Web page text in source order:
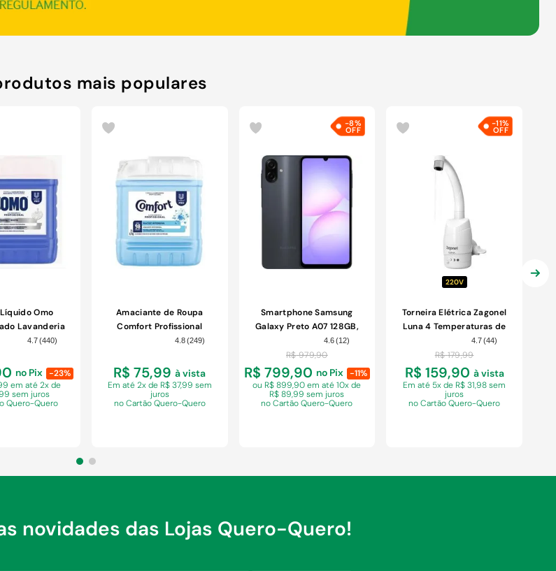
mais populares
Omo
Lavanderia
Perfect White
4.7(440)
no Pix
-23%
em até 2x de
sem juros
Quero-Quero
Amaciante de Roupa
Comfort Profissional
Original Pro Galão 7L
4.8(249)
R$ 75,99 à vista
Em até 2x de R$ 37,99 sem
juros
no Cartão Quero-Quero
COMPRAR
-8%
Smartphone Samsung
Galaxy Preto A07 128GB,
4GB RAM + 4GB RAM
PLUS,Camera Dupla
Traseira de até 50MP, Self
4.6(12)
R$ 979,90
R$ 799,90 no Pix
-11%
ou R$ 899,90 ematé 10x de
R$ 89,99 sem juros
no Cartão Quero-Quero
COMPRAR
-11%
220V
Torneira Elétrica Zagonel
Luna 4 Temperaturas de
Parede Branca 5500W
220V
4.7(44)
R$ 179,99
R$ 159,90 à vista
Ematé 5x de R$ 31,98 sem
juros
no Cartão Quero-Quero
novidades das Lojas Quero-Quero!